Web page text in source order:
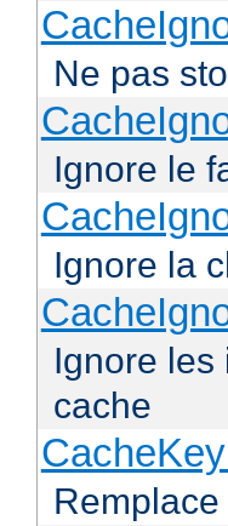
Ne pas
Ignore le
Ignore la
Ignore les
cache